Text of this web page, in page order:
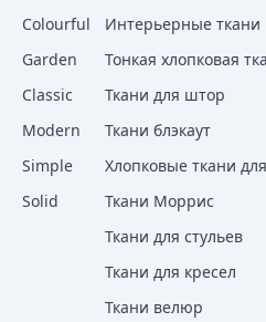
Colourful
Garden
Classic
Modern
Simple
Solid
Интерьерные ткани
Ткани для штор
Ткани блэкаут
Ткани Моррис
Ткани для стульев
Ткани для кресел
Ткани велюр